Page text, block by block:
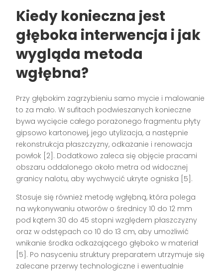
Kiedy konieczna jest
głęboka interwencja i jak
wygląda metoda
wgłębna?
Przy głębokim zagrzybieniu samo mycie i malowanie
to za mało. W sufitach podwieszanych konieczne
bywa wycięcie całego porażonego fragmentu płyty
gipsowo kartonowej, jego utylizacja, a następnie
rekonstrukcja płaszczyzny, odkażanie i renowacja
powłok [2]. Dodatkowo zaleca się objęcie pracami
obszaru oddalonego około metra od widocznej
granicy nalotu, aby wychwycić ukryte ogniska [5].
Stosuje się również metodę wgłębną, która polega
na wykonywaniu otworów o średnicy 10 do 12 mm
pod kątem 30 do 45 stopni względem płaszczyzny
oraz w odstępach co 10 do 13 cm, aby umożliwić
wnikanie środka odkażającego głęboko w materiał
[5]. Po nasyceniu struktury preparatem utrzymuje się
zalecane przerwy technologiczne i ewentualnie